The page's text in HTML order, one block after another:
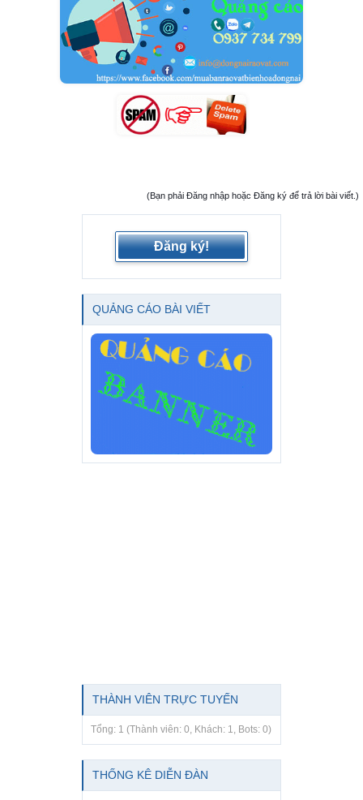
(Bạn phải Đăng nhập hoặc Đăng ký để trả lời bài viết.)
Đăng ký!
QUẢNG CÁO BÀI VIẾT
THÀNH VIÊN TRỰC TUYẾN
Tổng: 1 (Thành viên: 0, Khách: 1, Bots: 0)
THỐNG KÊ DIỄN ĐÀN